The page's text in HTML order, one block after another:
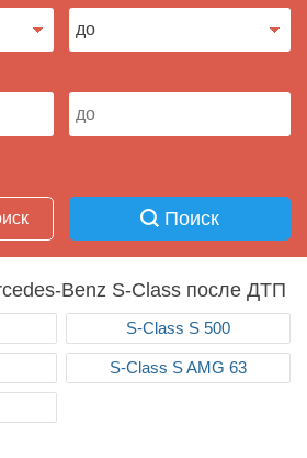
Поиск
Benz S-Class после ДТП
S-Class S 500
S-Class S AMG 63